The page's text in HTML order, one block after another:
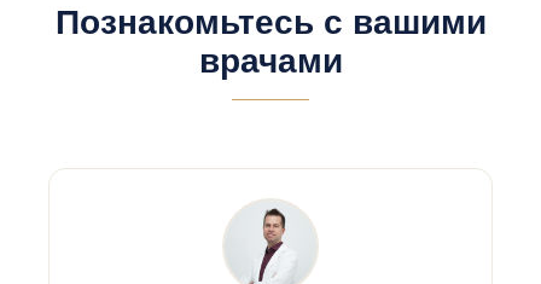
Познакомьтесь с вашими
врачами